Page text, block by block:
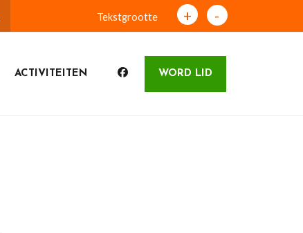
Tekstgrootte + -
ACTIVITEITEN WORD LID